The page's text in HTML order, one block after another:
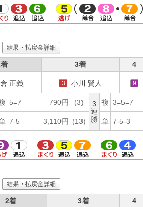
結果・払戻金詳細
3着 4
正義 3 小川 賢人 9
5=7 790円 (3)
3
連
勝
複 3=5=7
7-5 3,110円 (13) 単 7-5-3
結果・払戻金詳細
2着 3着 4